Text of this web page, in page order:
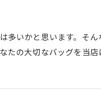
いかと思います。そ
の大切なバッグを当店